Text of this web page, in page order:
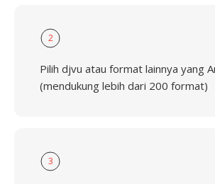
2
Pilih djvu atau format lainnya yang
(mendukung lebih dari 200 format)
3